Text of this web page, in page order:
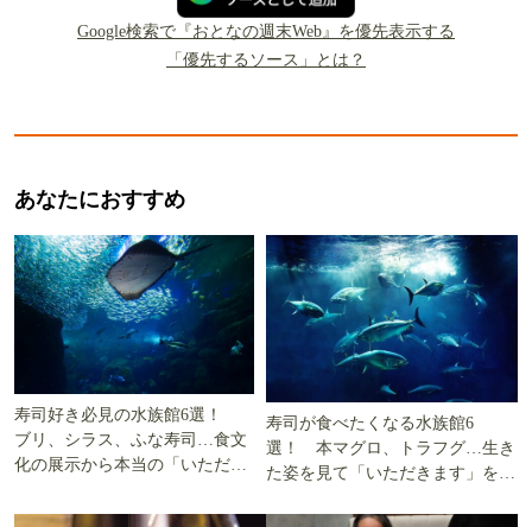
Google検索で『おとなの週末Web』を優先表示する
「優先するソース」とは？
あなたにおすすめ
寿司好き必見の水族館6選！
ブリ、シラス、ふな寿司…食文
化の展示から本当の「いただき
寿司が食べたくなる水族館6
選！ 本マグロ、トラフグ…生き
た姿を見て「いただきます」を考